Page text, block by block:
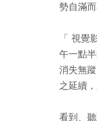
勢自滿
「 視
午一點
消失無
之延續
看到、